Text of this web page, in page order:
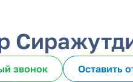
звонок Оставить